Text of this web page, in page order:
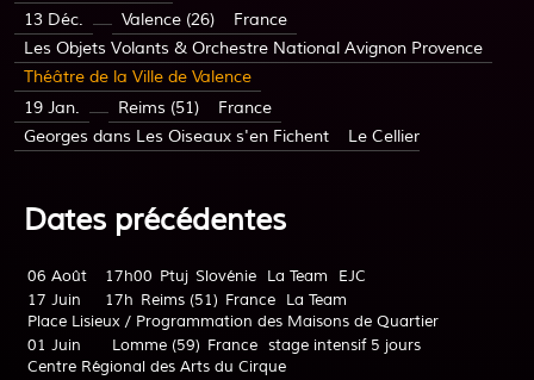
13 Déc.
Valence (26)
France
Les Objets Volants & Orchestre National Avignon Provence
Théâtre de la Ville de Valence
19 Jan.
Reims (51)
France
Georges dans Les Oiseaux s'en Fichent
Le Cellier
Dates précédentes
06 Août 17h00 Ptuj Slovénie La Team
EJC
17 Juin
17h Reims (51) France
La Team
Place Lisieux / Programmation des Maisons de Quartier
01 Juin
Lomme (59) France stage intensif 5 jours
Centre Régional des Arts du Cirque